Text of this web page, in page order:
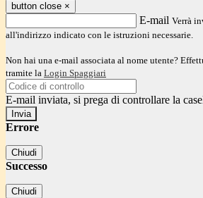
button close ×
E-mail Verrà
all'indirizzo indicato con le istruzioni necessarie.
Non hai una e-mail associata al nome utente?
tramite la Login Spaggiari
E-mail inviata, si prega di controllare la
Errore
Chiudi
Successo
Chiudi